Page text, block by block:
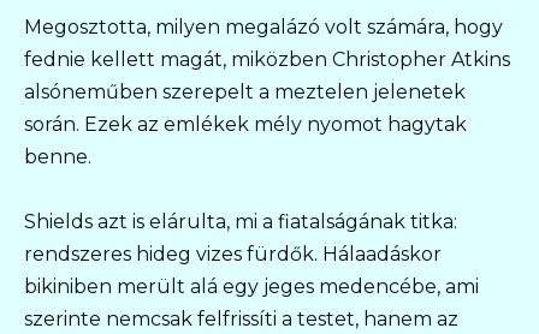
Megosztotta, milyen megalázó volt számára, hogy
fednie kellett magát, miközben Christopher Atkins
alsóneműben szerepelt a meztelen jelenetek
során. Ezek az emlékek mély nyomot hagytak
benne.
Shields azt is elárulta, mi a fiatalságának titka:
rendszeres hideg vizes fürdők. Hálaadáskor
bikiniben merült alá egy jeges medencébe, ami
szerinte nemcsak felfrissíti a testet, hanem az